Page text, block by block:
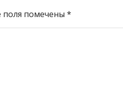
поля помечены *